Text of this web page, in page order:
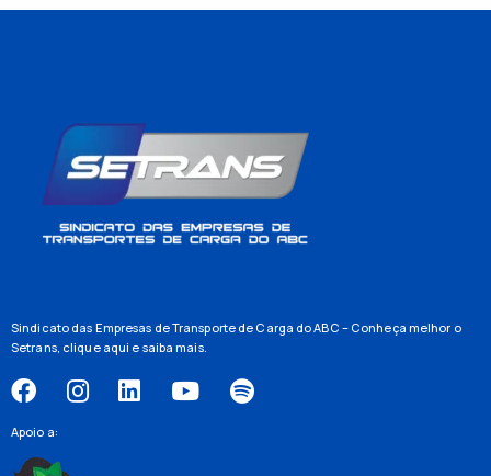
Sindicato das Empresas de Transporte de Carga do ABC – Conheça melhor o
Setrans, clique aqui e saiba mais.
Apoio a: